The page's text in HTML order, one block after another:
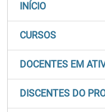
INÍCIO
CURSOS
DOCENTES EM
DISCENTES DO